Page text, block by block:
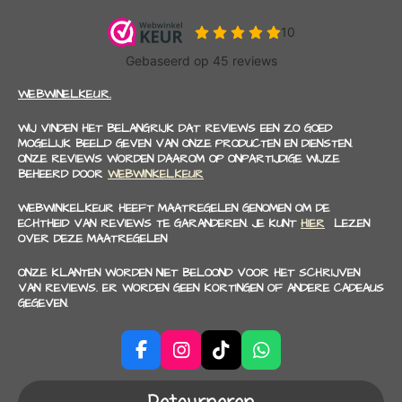
WEBWINELKEUR.
WIJ VINDEN HET BELANGRIJK DAT REVIEWS EEN ZO GOED
MOGELIJK BEELD GEVEN VAN ONZE PRODUCTEN EN DIENSTEN.
ONZE REVIEWS WORDEN DAAROM OP ONPARTIJDIGE WIJZE
BEHEERD DOOR WEBWINKELKEUR
WEBWINKELKEUR HEEFT MAATREGELEN GENOMEN OM DE
ECHTHEID VAN REVIEWS TE GARANDEREN. JE KUNT HIER LEZEN
OVER DEZE MAATREGELEN
ONZE KLANTEN WORDEN NIET BELOOND VOOR HET SCHRIJVEN
VAN REVIEWS. ER WORDEN GEEN KORTINGEN OF ANDERE CADEAUS
GEGEVEN.
F
a
I
n
s
T
i
k
W
h